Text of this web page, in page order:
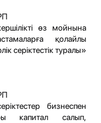
өз мойнына
қолайлы
серіктестік туралы»
бизнеспен
капитал салып,